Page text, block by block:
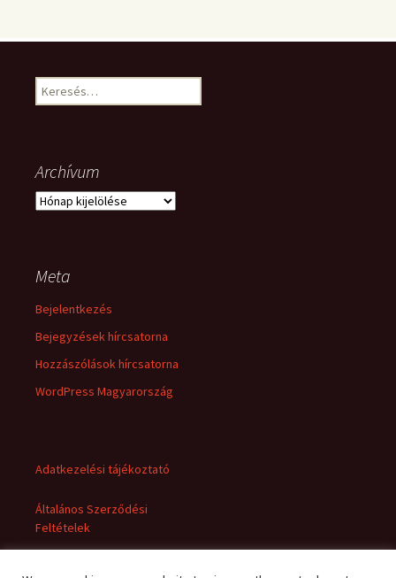
Keresés:
Archívum
Archívum
Meta
Bejelentkezés
Bejegyzések hírcsatorna
Hozzászólások hírcsatorna
WordPress Magyarország
Adatkezelési tájékoztató
Általános Szerződési
Feltételek